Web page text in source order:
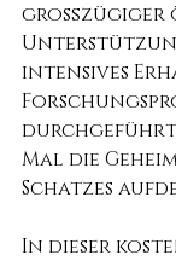
großzügiger
intensives
durchgeführt,
Mal die
Schatzes
In dieser